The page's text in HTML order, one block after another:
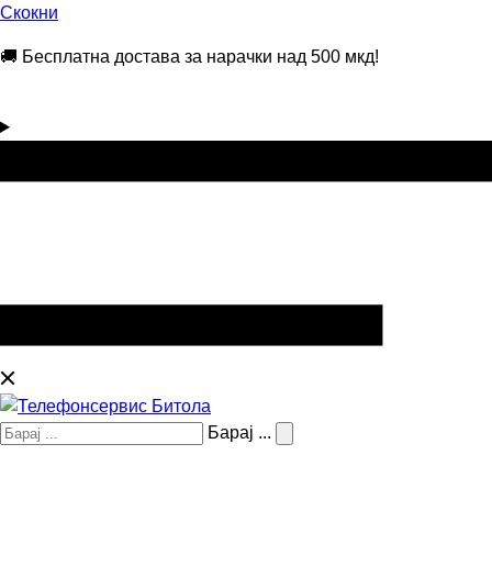
Скокни
🚚 Бесплатна достава за нарачки над 500 мкд!
Барај ...